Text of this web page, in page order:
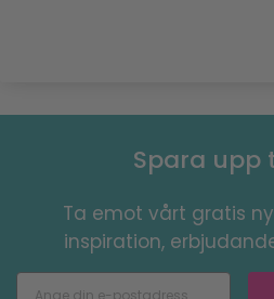
Spara upp
Ta emot vårt gratis
inspiration,